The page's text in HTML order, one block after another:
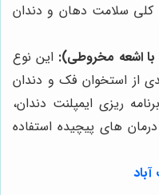
کلی سلامت دهان و دندان
این نوع
از استخوان فک و دندان
ریزی ایمپلنت دندان،
های پیچیده استفاده